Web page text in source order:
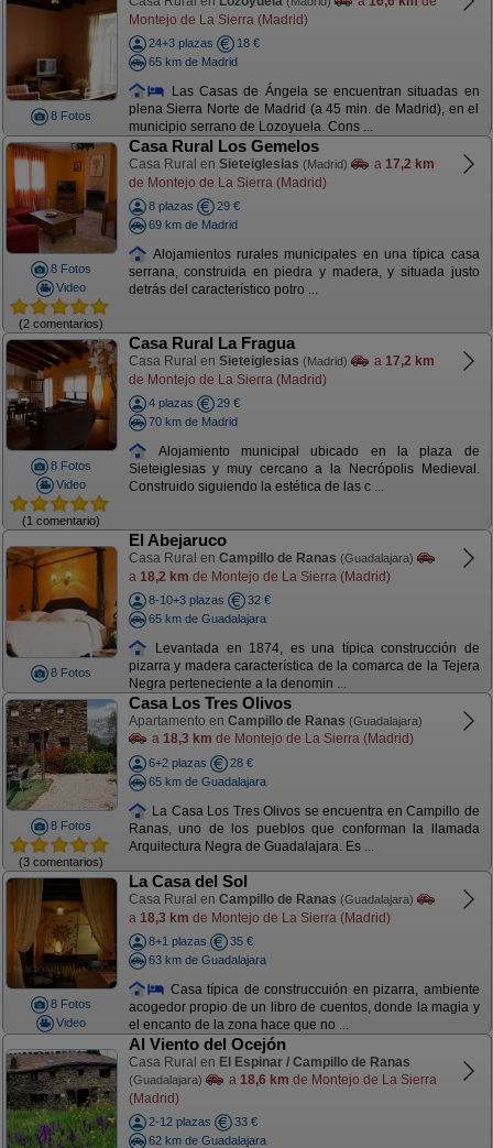
8 Fotos
Montejo de La Sierra (Madrid)
24+3 plazas
18 €
65 km de Madrid
Las Casas de Ángela se encuentran situadas en
plena Sierra Norte de Madrid (a 45 min. de Madrid), en el
municipio serrano de Lozoyuela. Cons ...
8 Fotos
Video
(2 comentarios)
Casa Rural Los Gemelos
Casa Rural en Sieteiglesias (Madrid) a 17,2 km
de Montejo de La Sierra (Madrid)
8 plazas
29 €
69 km de Madrid
Alojamientos rurales municipales en una típica casa
serrana, construida en piedra y madera, y situada justo
detrás del característico potro ...
8 Fotos
Video
(1 comentario)
Casa Rural La Fragua
Casa Rural en Sieteiglesias (Madrid) a 17,2 km
de Montejo de La Sierra (Madrid)
4 plazas
29 €
70 km de Madrid
Alojamiento municipal ubicado en la plaza de
Sieteiglesias y muy cercano a la Necrópolis Medieval.
Construido siguiendo la estética de las c ...
8 Fotos
El Abejaruco
Casa Rural en Campillo de Ranas (Guadalajara)
a 18,2 km de Montejo de La Sierra (Madrid)
8-10+3 plazas
32 €
65 km de Guadalajara
Levantada en 1874, es una típica construcción de
pizarra y madera característica de la comarca de la Tejera
Negra perteneciente a la denomin ...
8 Fotos
(3 comentarios)
Casa Los Tres Olivos
Apartamento en Campillo de Ranas (Guadalajara)
a 18,3 km de Montejo de La Sierra (Madrid)
6+2 plazas
28 €
65 km de Guadalajara
La Casa Los Tres Olivos se encuentra en Campillo de
Ranas, uno de los pueblos que conforman la llamada
Arquitectura Negra de Guadalajara. Es ...
8 Fotos
Video
La Casa del Sol
Casa Rural en Campillo de Ranas (Guadalajara)
a 18,3 km de Montejo de La Sierra (Madrid)
8+1 plazas
35 €
63 km de Guadalajara
Casa típica de construccuión en pizarra, ambiente
acogedor propio de un libro de cuentos, donde la magia y
el encanto de la zona hace que no ...
Al Viento del Ocejón
Casa Rural en El Espinar / Campillo de Ranas
(Guadalajara) a 18,6 km de Montejo de La Sierra
(Madrid)
2-12 plazas
33 €
62 km de Guadalajara